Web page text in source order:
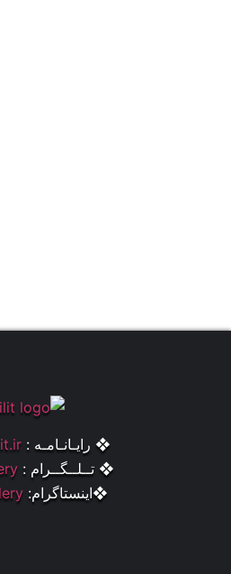
❖ رایـانـامـه :
❖ تــلــگــرام :
❖اینستاگرام: